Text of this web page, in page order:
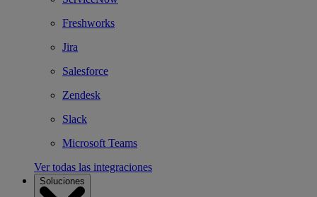
Freshworks
Jira
Salesforce
Zendesk
Slack
Microsoft Teams
Ver todas las integraciones
Soluciones